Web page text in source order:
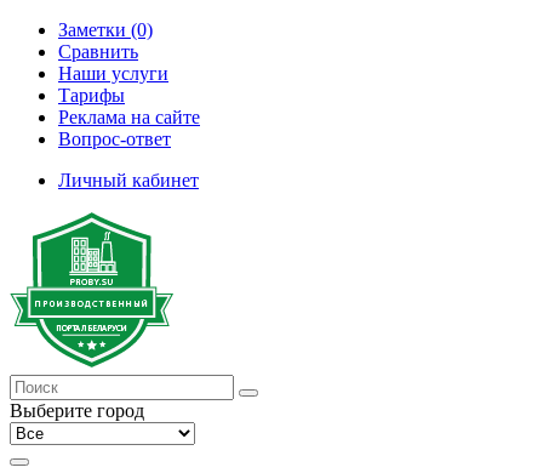
Заметки (0)
Сравнить
Наши услуги
Тарифы
Реклама на сайте
Вопрос-ответ
Личный кабинет
Выберите город